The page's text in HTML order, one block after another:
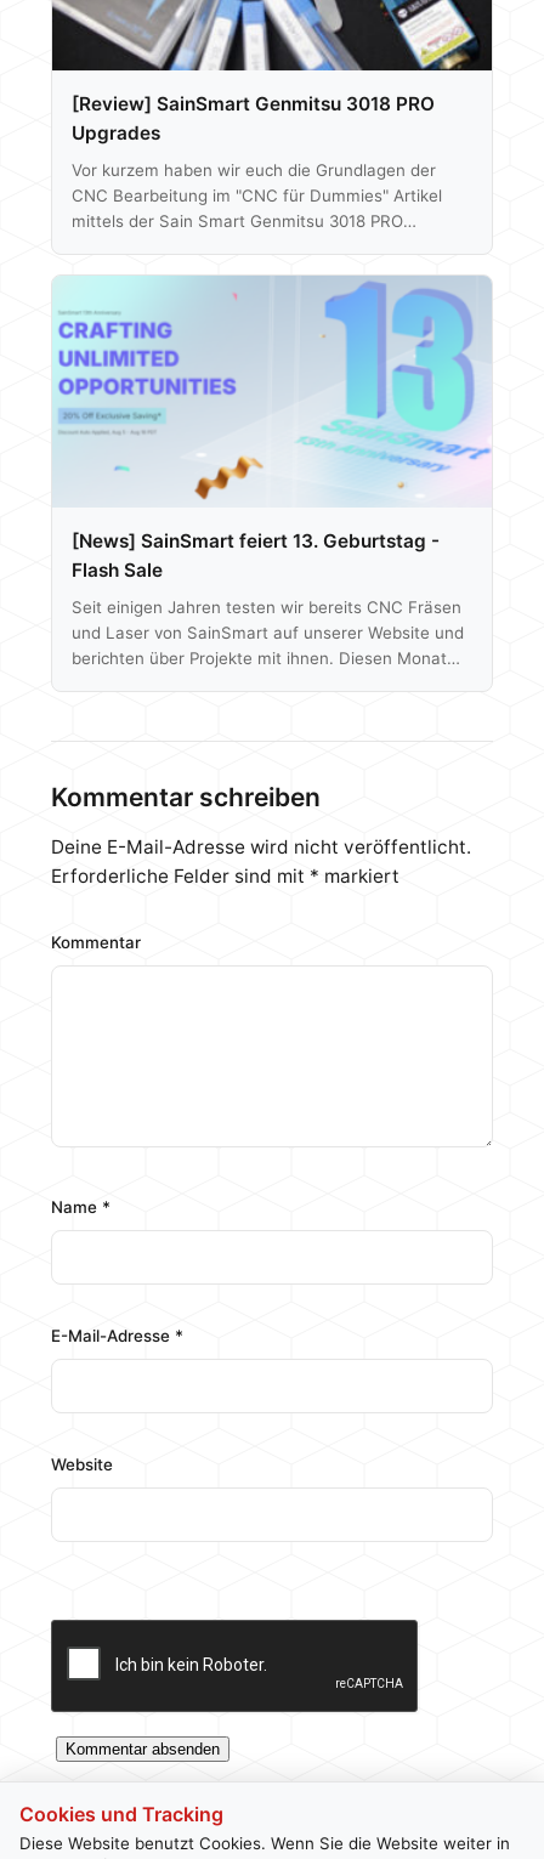
[Review] SainSmart Genmitsu 3018 PRO
Upgrades
Vor kurzem haben wir euch die Grundlagen der
CNC Bearbeitung im "CNC für Dummies" Artikel
mittels der Sain Smart Genmitsu 3018 PRO
Grundpreis perfekt für den Neuling, um erste
Erfahrungen mit CNC-Maschinen zu sammeln. Nun
lässt sich die besagte 3018 PRO allerdings mit
etlichem Zubehör, je nach eurem
Anwendungsgebiet, weiter verbessern oder
upgraden. In diesem Artikel wollen wir euch einige
interessante Upgrades oder auch must-haves
zeigen. Hierzu zählen…
[News] SainSmart feiert 13. Geburtstag -
Flash Sale
Seit einigen Jahren testen wir bereits CNC Fräsen
und Laser von SainSmart auf unserer Website und
berichten über Projekte mit ihnen. Diesen Monat
haben, sind deutlich reduziert. Dazu gibt es 20%
auf viele Artikel und Überraschungsboxen. Schaut
einfach mal vorbei, wenn ihr eh…
Kommentar schreiben
Deine E-Mail-Adresse wird nicht veröffentlicht.
Erforderliche Felder sind mit * markiert
Kommentar
Name *
E-Mail-Adresse *
Website
Cookies und Tracking
Diese Website benutzt Cookies. Wenn Sie die Website weiter in